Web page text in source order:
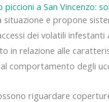
a San Vincenzo:
situazione e propone
dei volatili infestanti
in relazione alle
al comportamento degli
riguardare